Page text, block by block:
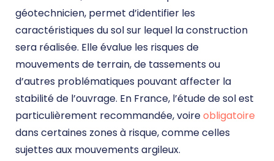
géotechnicien, permet d’identifier les
caractéristiques du sol sur lequel la construction
sera réalisée. Elle évalue les risques de
mouvements de terrain, de tassements ou
d’autres problématiques pouvant affecter la
stabilité de l’ouvrage. En France, l’étude de sol est
particulièrement recommandée, voireobligatoire
dans certaines zones à risque, comme celles
sujettes aux mouvements argileux.